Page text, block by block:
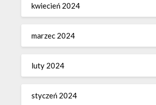
kwiecień 2024
marzec 2024
luty 2024
styczeń 2024